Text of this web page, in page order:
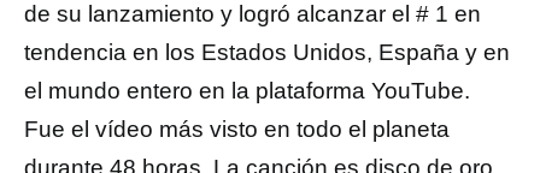
de su lanzamiento y logró alcanzar el # 1 en
tendencia en los Estados Unidos, España y en
el mundo entero en la plataforma YouTube.
Fue el vídeo más visto en todo el planeta
durante 48 horas. La canción es disco de oro